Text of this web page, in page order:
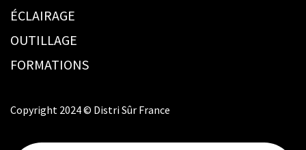
ÉCLAIRAGE
OUTILLAGE
FORMATIONS
Copyright 2024 © Distri Sûr France